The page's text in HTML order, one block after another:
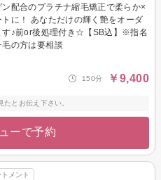
配合のプラチナ縮毛矯正で柔らか×
に！ あなただけの輝く艶をオーダ
す♪前or後処理付き☆【SB込】※指名
の方は要相談
150分 ￥9,400
とお伝え下さい。
ーで予約
トメント